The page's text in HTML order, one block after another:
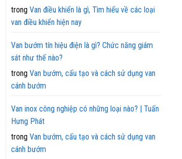
trong Van điều khiển là gì, Tìm hiểu về các loại
van điều khiển hiện nay
Van bướm tín hiệu điện là gì? Chức năng giám
sát như thế nào?
trong Van bướm, cấu tạo và cách sử dụng van
cánh bướm
Van inox công nghiệp có những loại nào? | Tuấn
Hưng Phát
trong Van bướm, cấu tạo và cách sử dụng van
cánh bướm